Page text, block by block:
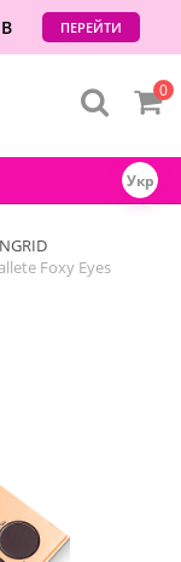
ПЕРЕЙТИ
Укр
0
Foxy Eyes